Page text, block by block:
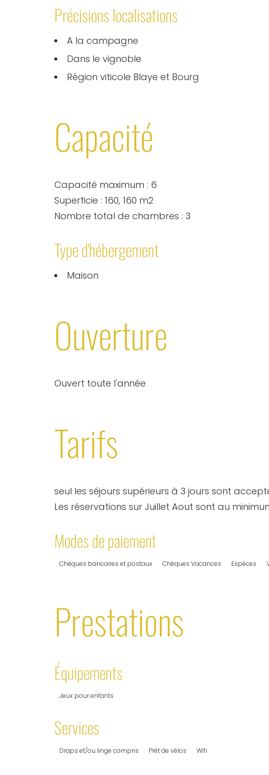
Précisions localisations
A la campagne
Dans le vignoble
Région viticole Blaye et Bourg
Capacité
Capacité maximum : 6
Superficie : 160, 160 m2
Nombre total de chambres : 3
Type d'hébergement
Maison
Ouverture
Ouvert toute l'année
Tarifs
seul les séjours supérieurs à 3 jours sont
Les réservations sur Juillet Aout sont au
Modes de paiement
Chèques bancaires et postaux Chèques Vacances Espèces
Prestations
Équipements
Jeux pour enfants
Services
Draps et/ou linge compris Prêt de vélos Wifi